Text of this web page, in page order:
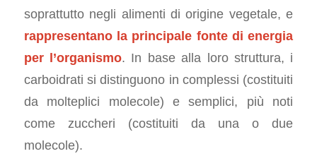
soprattutto negli alimenti di origine vegetale, e
rappresentano la principale fonte di energia
per l’organismo. In base alla loro struttura, i
carboidrati si distinguono in complessi (costituiti
da molteplici molecole) e semplici, più noti
come zuccheri (costituiti da una o due
molecole).